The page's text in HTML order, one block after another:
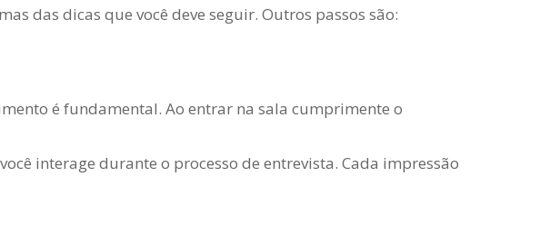
das dicas que você deve seguir. Outros passos são:
é fundamental. Ao entrar na sala cumprimente o
interage durante o processo de entrevista. Cada impressão